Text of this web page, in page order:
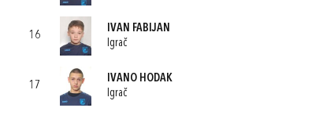
16
IVAN FABIJAN
Igrač
17
IVANO HODAK
Igrač